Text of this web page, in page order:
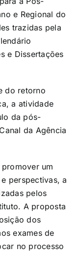
e Regional do
trazidas pela
e Dissertações
do retorno
a atividade
da pós-
Canal da Agência
um
perspectivas, a
pelos
A proposta
dos
exames de
no processo